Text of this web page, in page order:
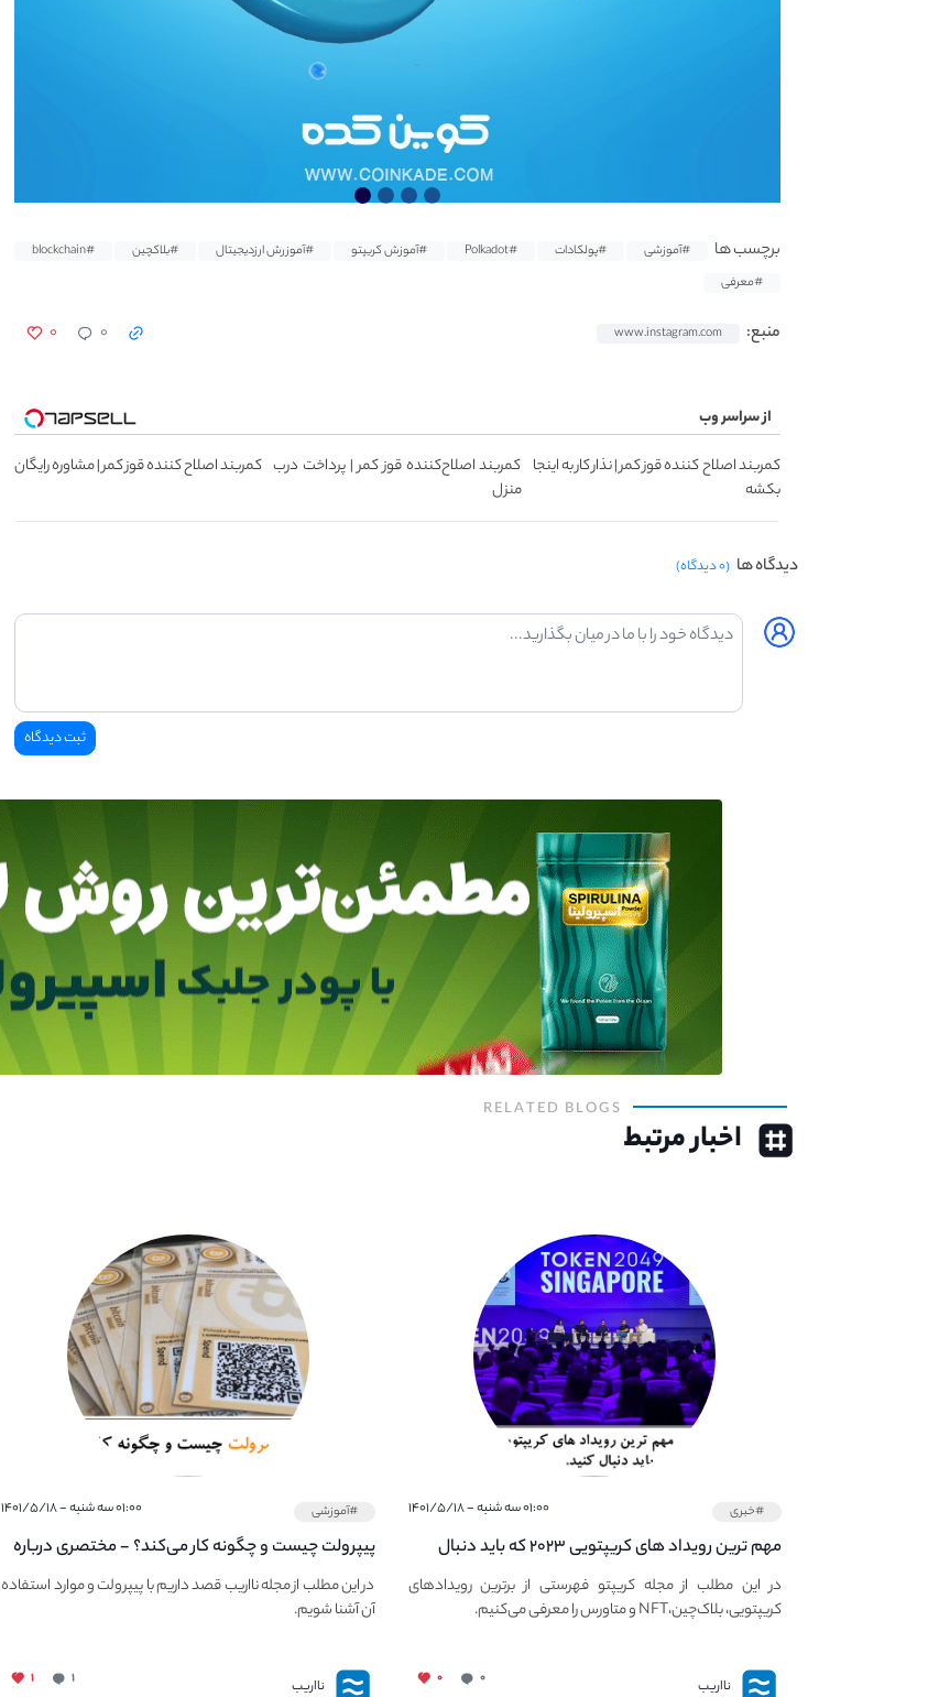
برچسب ها #آموزشی #پولکادات #Polkadot #آموزش کریپتو #آموزرش ارزدیجیتال #بلاکچین
#blockchain
#معرفی
منبع: www.instagram.com ۰ ۰
از سراسر وب
کمربند اصلاح کننده قوز کمر | نذار کار به اینجا
بکشه
کمربند اصلاح‌کننده قوز کمر | پرداخت درب
منزل
کمربند اصلاح کننده قوز کمر | مشاوره رایگان
دیدگاه ها (۰ دیدگاه)
RELATED BLOGS
اخبار مرتبط
#خبری ۰۱:۰۰ سه شنبه - ۱۴۰۱/۵/۱۸
مهم ترین رویداد های کریپتویی ۲۰۲۳ که باید دنبال
کنید – معرفی بهترین رویداد های جهانی
در این مطلب از مجله کریپتو فهرستی از برترین رویدادهای
کریپتویی، بلاک‌چین،NFT و متاورس را معرفی می‌کنیم.
نااریب ۰ ۰
#آموزشی ۰۱:۰۰ سه شنبه - ۱۴۰۱/۵/۱۸
پیپر‌ولت چیست و چگونه کار می‌کند؟ - مختصری درباره
PaperWallet
در این مطلب از مجله نااریب قصد داریم با پیپر‌ولت و موارد استفاده
آن آشنا شویم.
نااریب ۱ ۱